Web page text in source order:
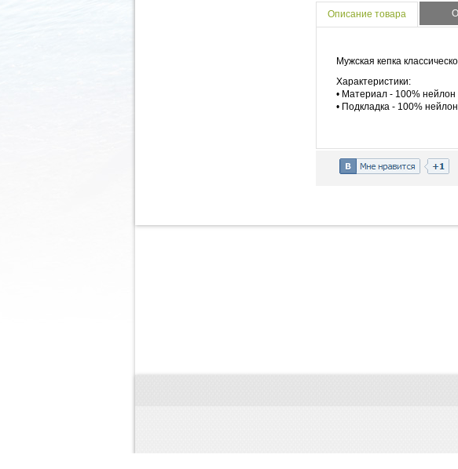
Описание товара
Мужская кепка
Характеристики:
• Материал - 100% нейлон
• Подкладка - 100% нейлон